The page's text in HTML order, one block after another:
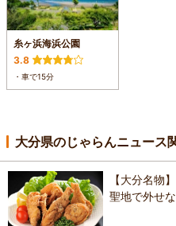
糸ヶ浜海浜公園
3.8
・車で15分
大分県のじゃらんニュース
【大分名物
聖地で外せ